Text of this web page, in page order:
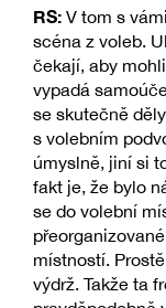
RS: V tom s
scéna z voleb.
čekají, aby
vypadá
se skutečně
s volebním
úmyslně, jiní si
fakt je, že bylo
se do volební
místností.
výdrž. Takže ta